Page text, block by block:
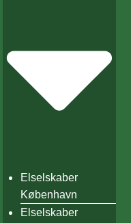
Elselskaber
København
Elselskaber